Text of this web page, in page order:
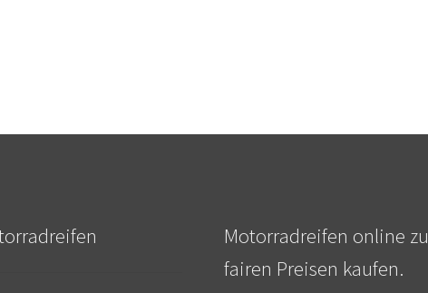
Motorradreifen online zu
fairen Preisen kaufen.